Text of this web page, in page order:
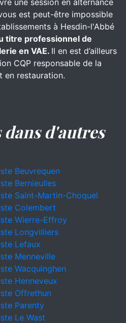
une session en alternance
est peut-être impossible
à Hesdin-l'Abbé
titre professionnel de
en VAE. Il en est d’ailleurs
CQP responsable de la
en restauration.
d'autres
Beuvrequen
Bernieulles
Saint-Martin-Choquel
Colembert
Wierre-Effroy
Longvilliers
Lefaux
Menneville
Wacquinghen
Henneveux
Offrethun
Parenty
Le Wast